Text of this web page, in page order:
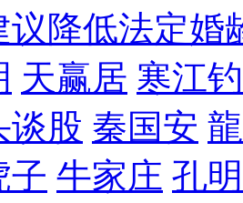
议降低法定婚
天赢居 寒江
谈股 秦国安
子 牛家庄 孔